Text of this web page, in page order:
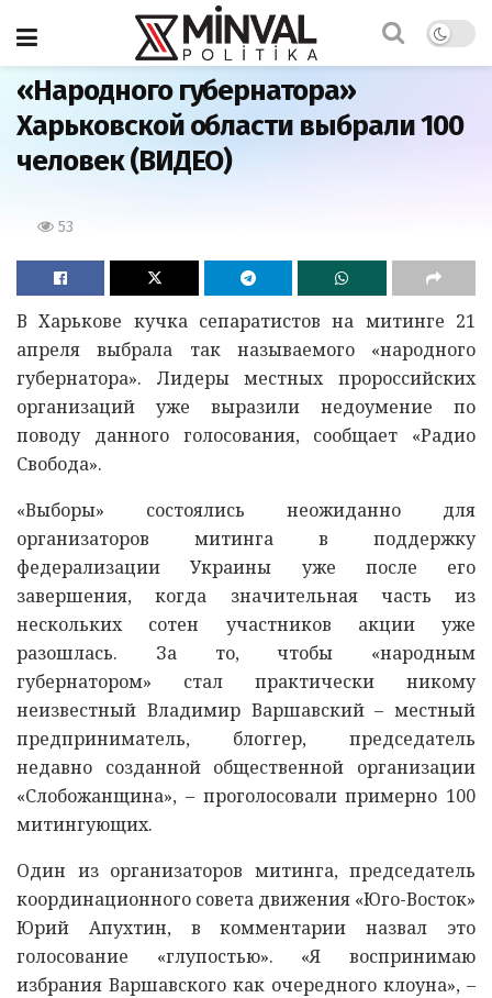
Главная
«Народного губернатора»
Харьковской области выбрали 100
человек (ВИДЕО)
53
В Харькове кучка сепаратистов на митинге 21
апреля выбрала так называемого «народного
губернатора». Лидеры местных пророссийских
организаций уже выразили недоумение по
поводу данного голосования, сообщает «Радио
Свобода».
«Выборы» состоялись неожиданно для
организаторов митинга в поддержку
федерализации Украины уже после его
завершения, когда значительная часть из
нескольких сотен участников акции уже
разошлась. За то, чтобы «народным
губернатором» стал практически никому
неизвестный Владимир Варшавский – местный
предприниматель, блоггер, председатель
недавно созданной общественной организации
«Слобожанщина», – проголосовали примерно 100
митингующих.
Один из организаторов митинга, председатель
координационного совета движения «Юго-Восток»
Юрий Апухтин, в комментарии назвал это
голосование «глупостью». «Я воспринимаю
избрания Варшавского как очередного клоуна», –